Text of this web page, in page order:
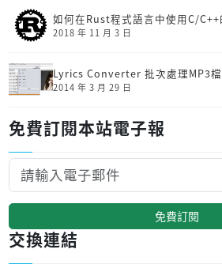
如何在Rust程式語言中使用C/C++
2018 年 11 月 3 日
Lyrics Converter 批次處理MP3
2014 年 3 月 29 日
免費訂閱本站電子報
免費訂閱
交換連結